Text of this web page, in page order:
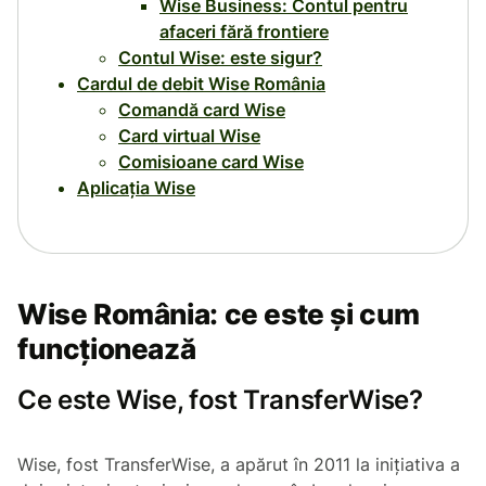
Wise Business: Contul pentru
afaceri fără frontiere
Contul Wise: este sigur?
Cardul de debit Wise România
Comandă card Wise
Card virtual Wise
Comisioane card Wise
Aplicația Wise
Wise România: ce este și cum
funcționează
Ce este Wise, fost TransferWise?
Wise, fost TransferWise, a apărut în 2011 la inițiativa a